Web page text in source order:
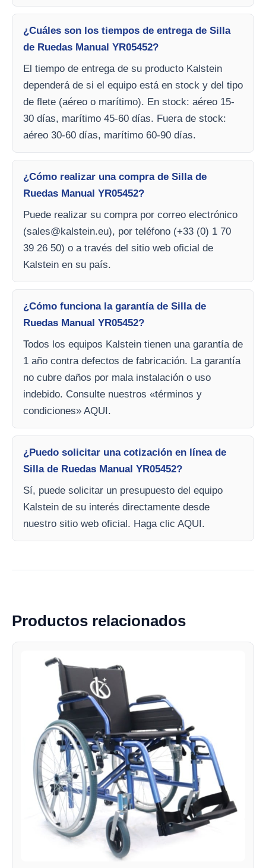
¿Cuáles son los tiempos de entrega de Silla
de Ruedas Manual YR05452?
El tiempo de entrega de su producto Kalstein
dependerá de si el equipo está en stock y del tipo
de flete (aéreo o marítimo). En stock: aéreo 15-
30 días, marítimo 45-60 días. Fuera de stock:
aéreo 30-60 días, marítimo 60-90 días.
¿Cómo realizar una compra de Silla de
Ruedas Manual YR05452?
Puede realizar su compra por correo electrónico
(sales@kalstein.eu), por teléfono (+33 (0) 1 70
39 26 50) o a través del sitio web oficial de
Kalstein en su país.
¿Cómo funciona la garantía de Silla de
Ruedas Manual YR05452?
Todos los equipos Kalstein tienen una garantía de
1 año contra defectos de fabricación. La garantía
no cubre daños por mala instalación o uso
indebido. Consulte nuestros «términos y
condiciones» AQUI.
¿Puedo solicitar una cotización en línea de
Silla de Ruedas Manual YR05452?
Sí, puede solicitar un presupuesto del equipo
Kalstein de su interés directamente desde
nuestro sitio web oficial. Haga clic AQUI.
Productos relacionados